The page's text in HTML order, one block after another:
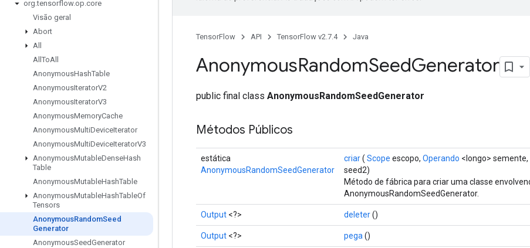
org.tensorflow.op.core
Visão geral
Abort
All
All ToAll
AnonymousHashTable
AnonymousIteratorV2
AnonymousIteratorV3
AnonymousMemoryCache
AnonymousMultiDeviceIterator
AnonymousMultiDeviceIteratorV3
AnonymousMutableDenseHash
Table
AnonymousMutableHashTable
AnonymousMutableHashTableOf
Tensors
AnonymousRandomSeed
Generator
AnonymousSeedGenerator
TensorFlow API TensorFlow v2.7.4 Java
AnonymousRandomSeedGenerator
public final class AnonymousRandomSeedGenerator
Métodos Públicos
estática
AnonymousRandomSeedGenerator
criar( Scope escopo, Operando <longo> semente,
seed2)
Método de fábrica para criar uma classe
AnonymousRandomSeedGenerator.
Output <?> deleter()
Output <?> pega ()